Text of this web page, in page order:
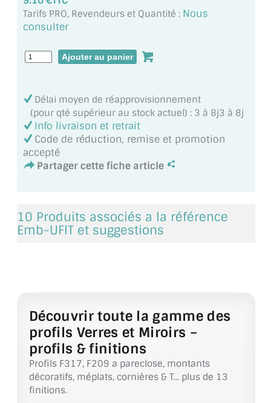
VERRE EXTRACLAIR
VERRE TREMPÉ (SÉCURIT)
VERRE FEUILLETÉ
VERRE ANTI-REFLET
VERRE LAQUÉ/CRÉDENCE
DALLE DE SOL EN VERRE
PORTE EN VERRE
VERRES TEXTURÉS
PLEXIGLAS PMMA
DOUBLE VITRAGE
ACCESSOIRES & QUINCAILLERIE
Tarifs PRO, Revendeurs et Quantité : Nous
consulter
Délai moyen de réapprovisionnement
(pour qté supérieur au stock actuel) : 3 à 8j3 à 8j
Info livraison et retrait
Code de réduction, remise et promotion
accepté
Partager cette fiche article
10 Produits associés a la référence
Emb-UFIT et suggestions
Découvrir toute la gamme des
profils Verres et Miroirs –
profils & finitions
Profils F317, F209 a pareclose, montants
décoratifs, méplats, cornières & T… plus de 13
finitions.